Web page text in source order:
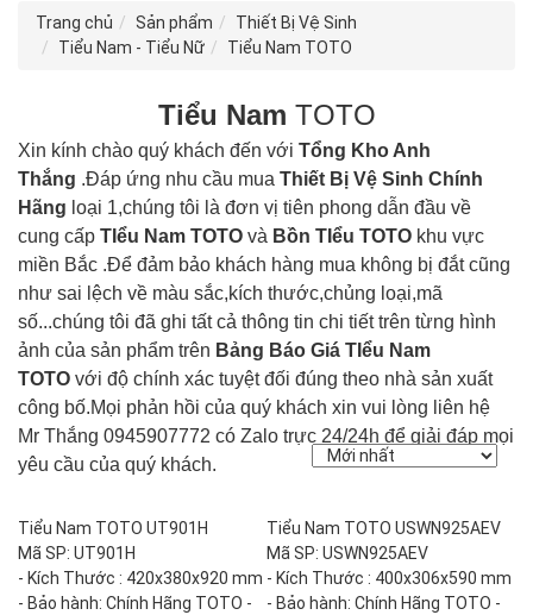
Trang chủ
Sản phẩm
Thiết Bị Vệ Sinh
Tiểu Nam - Tiểu Nữ
Tiểu Nam TOTO
Tiểu Nam TOTO
Xin kính chào quý khách đến với Tổng Kho Anh
Thắng .Đáp ứng nhu cầu mua Thiết Bị Vệ Sinh Chính
Hãng loại 1,chúng tôi là đơn vị tiên phong dẫn đầu về
cung cấp TIểu Nam TOTO và Bồn TIểu TOTO khu vực
miền Bắc .Để đảm bảo khách hàng mua không bị đắt cũng
như sai lệch về màu sắc,kích thước,chủng loại,mã
số...chúng tôi đã ghi tất cả thông tin chi tiết trên từng hình
ảnh của sản phẩm trên Bảng Báo Giá TIểu Nam
TOTO với độ chính xác tuyệt đối đúng theo nhà sản xuất
công bố.Mọi phản hồi của quý khách xin vui lòng liên hệ
Mr Thắng 0945907772 có Zalo trực 24/24h để giải đáp mọi
yêu cầu của quý khách.
Tiểu Nam TOTO UT901H
Mã SP: UT901H
- Kích Thước : 420x380x920 mm
- Bảo hành: Chính Hãng TOTO -
Tiểu Nam TOTO USWN925AEV
Mã SP: USWN925AEV
- Kích Thước : 400x306x590 mm
- Bảo hành: Chính Hãng TOTO -